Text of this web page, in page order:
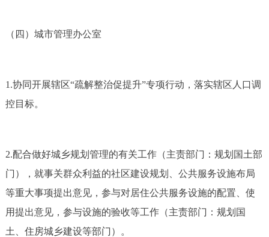
（四）城市管理办公室
1.协同开展辖区“疏解整治促提升”专项行动，落实辖区人口调
控目标。
2.配合做好城乡规划管理的有关工作（主责部门：规划国土部
门），就事关群众利益的社区建设规划、公共服务设施布局
等重大事项提出意见，参与对居住公共服务设施的配置、使
用提出意见，参与设施的验收等工作（主责部门：规划国
土、住房城乡建设等部门）。